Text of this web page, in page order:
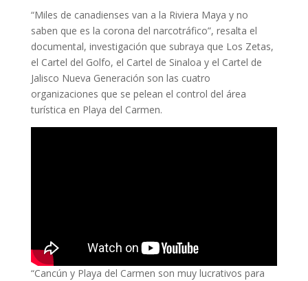
“Miles de canadienses van a la Riviera Maya y no
saben que es la corona del narcotráfico”, resalta el
documental, investigación que subraya que Los Zetas,
el Cartel del Golfo, el Cartel de Sinaloa y el Cartel de
Jalisco Nueva Generación son las cuatro
organizaciones que se pelean el control del área
turística en Playa del Carmen.
“Cancún y Playa del Carmen son muy lucrativos para